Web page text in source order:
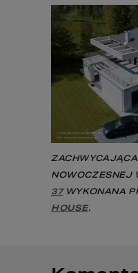
NOWOCZESNEJ
37 WYKONANA
HOUSE.